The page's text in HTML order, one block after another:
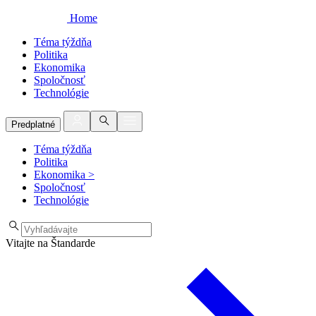
Home
Téma týždňa
Politika
Ekonomika
Spoločnosť
Technológie
Predplatné
Téma týždňa
Politika
Ekonomika >
Spoločnosť
Technológie
Vitajte na Štandarde